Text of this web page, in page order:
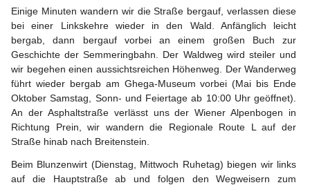
Einige Minuten wandern wir die Straße bergauf, verlassen diese
bei einer Linkskehre wieder in den Wald. Anfänglich leicht
bergab, dann bergauf vorbei an einem großen Buch zur
Geschichte der Semmeringbahn . Der Waldweg wird steiler und
wir begehen einen aussichtsreichen Höhenweg. Der Wanderweg
führt wieder bergab am Ghega-Museum vorbei (Mai bis Ende
Oktober Samstag, Sonn- und Feiertage ab 10:00 Uhr geöffnet).
An der Asphaltstraße verlässt uns der Wiener Alpenbogen in
Richtung Prein, wir wandern die Regionale Route L auf der
Straße hinab nach Breitenstein.
Beim Blunzenwirt (Dienstag, Mittwoch Ruhetag) biegen wir links
auf die Hauptstraße ab und folgen den Wegweisern zum